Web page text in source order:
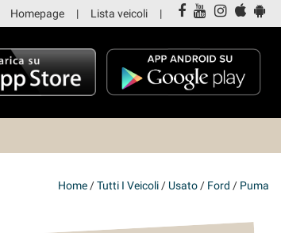
Homepage Lista veicoli
Home /Tutti I Veicoli / Usato / Ford / Puma